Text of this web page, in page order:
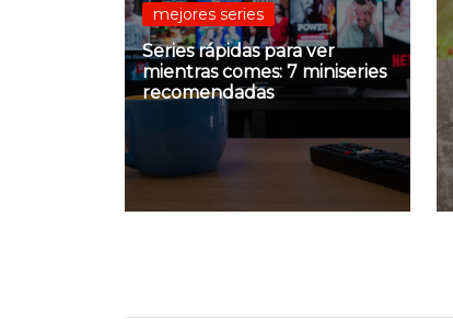
mejores series
Series rápidas para ver
mientras comes: 7 miniseries
recomendadas